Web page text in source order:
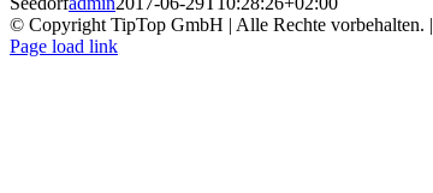
© Copyright TipTop GmbH | Alle Rechte vorbehalten. |
Page load link